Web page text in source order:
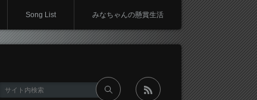
Song List みなちゃんの懸賞生活